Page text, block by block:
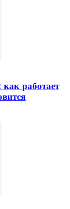
работает